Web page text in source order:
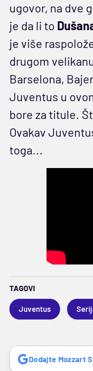
ugovor, na dve
je da li to
je više
drugom
Barselona,
Juventus u
bore za titule.
Ovakav
toga...
TAGOVI
Juventus
Dodajte Mozzart